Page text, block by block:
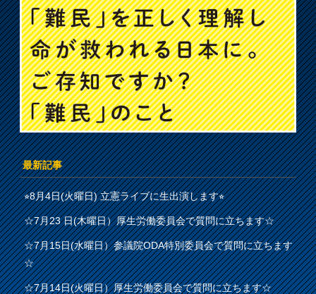
最新記事
⭐︎8月4日(火曜日) 立憲ライブに生出演します⭐︎
☆7月23 日(木曜日）厚生労働委員会で質問に立ちます☆
☆7月15日(水曜日）参議院ODA特別委員会で質問に立ちます
☆
☆7月14日(火曜日）厚生労働委員会で質問に立ちます☆